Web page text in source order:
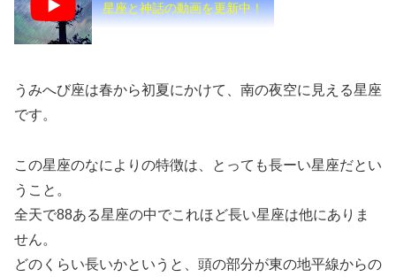
星座と神話の動画を更新中！
うみへび座は春から初夏にかけて、南の夜空に見える星座
です。
この星座のなによりの特徴は、とっても長ーい星座だとい
うこと。
全天で88ある星座の中でこれほど長い星座は他にありま
せん。
どのくらい長いかというと、頭の部分が東の地平線からの